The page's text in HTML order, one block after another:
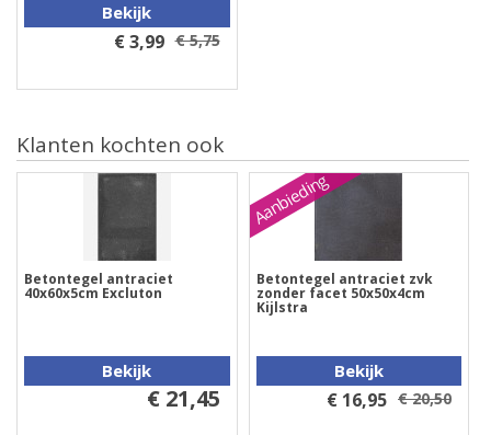
Bekijk
€ 3,99 € 5,75
Klanten kochten ook
Betontegel antraciet
40x60x5cm Excluton
Bekijk
€ 21,45
Aanbieding
Betontegel antraciet zvk
zonder facet 50x50x4cm
Kijlstra
Bekijk
€ 16,95 € 20,50